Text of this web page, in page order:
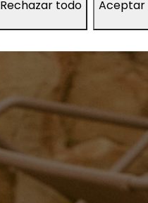
Rechazar todo Aceptar